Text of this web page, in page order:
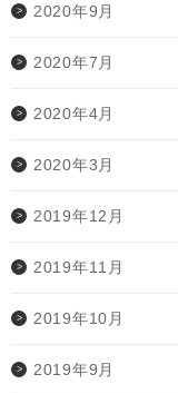
2020年9月
2020年7月
2020年4月
2020年3月
2019年12月
2019年11月
2019年10月
2019年9月